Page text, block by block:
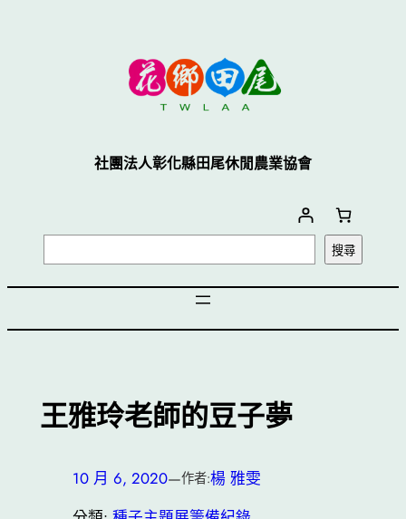
社團法人彰化縣田尾休閒農業協會
尋
搜尋
王雅玲老師的豆子夢
10 月 6, 2020—作者:楊 雅雯